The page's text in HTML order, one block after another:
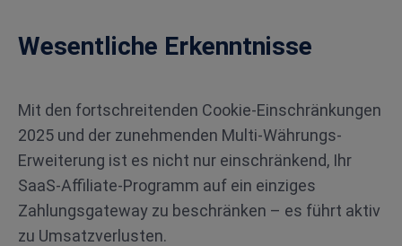
Wesentliche Erkenntnisse
Mit den fortschreitenden Cookie-Einschränkungen
2025 und der zunehmenden Multi-Währungs-
Erweiterung ist es nicht nur einschränkend, Ihr
SaaS-Affiliate-Programm auf ein einziges
Zahlungsgateway zu beschränken – es führt aktiv
zu Umsatzverlusten.